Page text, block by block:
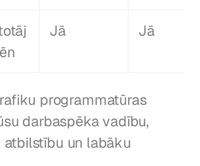
Jā Jā
programmatūras
darbaspēka vadību,
un labāku